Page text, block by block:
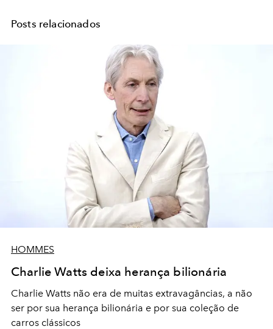
Posts relacionados
HOMMES
Charlie Watts deixa herança bilionária
Charlie Watts não era de muitas extravagâncias, a não
ser por sua herança bilionária e por sua coleção de
carros clássicos